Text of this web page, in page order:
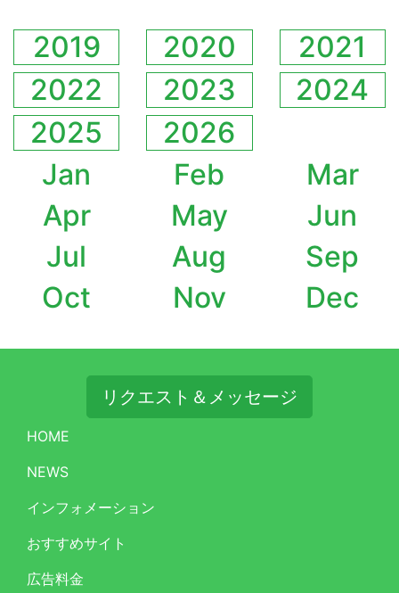
2019 2020
2021
2022
2023
2024
2025
2026
Jan
Feb
Mar
Apr
May
Jun
Jul
Aug
Sep
Oct
Nov Dec
リクエスト＆メッセージ
HOME
NEWS
インフォメーション
おすすめサイト
広告料金